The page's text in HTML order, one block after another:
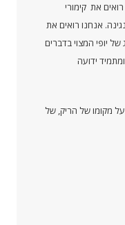
את קימורי
אנחנו רואים את
של יופי המצוי בדברים
ידועה
מקומו של הריק, של